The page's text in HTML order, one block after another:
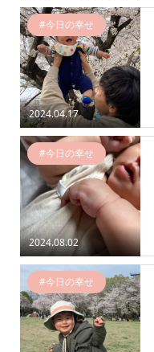
2024.04.17
#今日の幸せ
2024.08.02
#今日の幸せ
#今日の幸せ